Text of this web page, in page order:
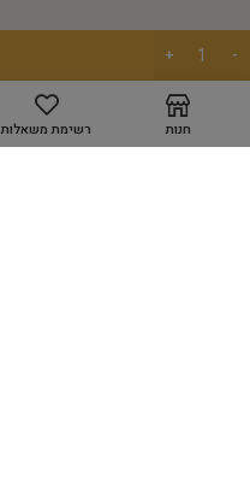
מפת אתר
חנות רשימת משאלות